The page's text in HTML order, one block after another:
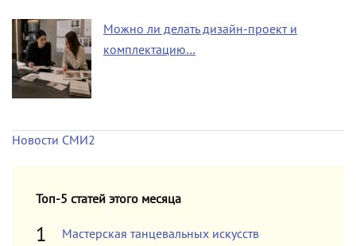
Можно ли делать дизайн-проект и
комплектацию…
Новости СМИ2
Топ-5 статей этого месяца
Мастерская танцевальных искусств